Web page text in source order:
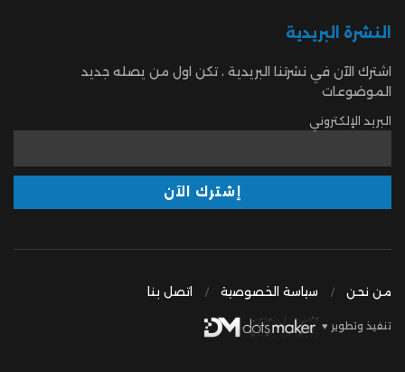
النشرة البريدية
اشترك الآن في نشرتنا البريدية ، تكن اول من يصله جديد
الموضوعات
البريد الإلكتروني
من نحن سياسة الخصوصية اتصل بنا
تنفيذ وتطوير ♥